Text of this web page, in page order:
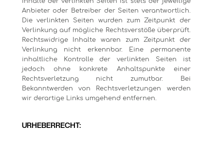
Anbieter oder Betreiber der Seiten verantwortlich.
Die verlinkten Seiten wurden zum Zeitpunkt der
Verlinkung auf mögliche Rechtsverstöße überprüft.
Rechtswidrige Inhalte waren zum Zeitpunkt der
Verlinkung nicht erkennbar. Eine permanente
inhaltliche Kontrolle der verlinkten Seiten ist
jedoch ohne konkrete Anhaltspunkte einer
Rechtsverletzung nicht zumutbar. Bei
Bekanntwerden von Rechtsverletzungen werden
wir derartige Links umgehend entfernen.
URHEBERRECHT: